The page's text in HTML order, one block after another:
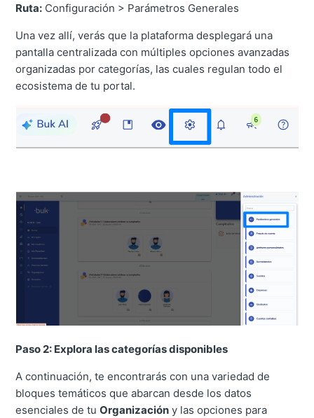
Ruta: Configuración > Parámetros Generales
Una vez allí, verás que la plataforma desplegará una
pantalla centralizada con múltiples opciones avanzadas
organizadas por categorías, las cuales regulan todo el
ecosistema de tu portal.
Paso 2: Explora las categorías disponibles
A continuación, te encontrarás con una variedad de
bloques temáticos que abarcan desde los datos
esenciales de tuOrganización y las opciones para